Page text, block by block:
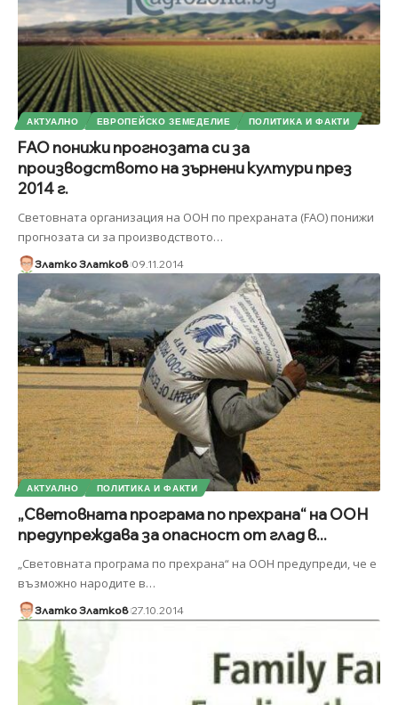
АКТУАЛНО ЕВРОПЕЙСКО ЗЕМЕДЕЛИЕ ПОЛИТИКА И ФАКТИ
FAO понижи прогнозата си за
производството на зърнени култури през
2014 г.
Световната организация на ООН по прехраната (FAO) понижи
прогнозата си за производството…
Златко Златков 09.11.2014
АКТУАЛНО ПОЛИТИКА И ФАКТИ
„Световната програма по прехрана“ на ООН
предупреждава за опасност от глад в...
„Световната програма по прехрана“ на ООН предупреди, че е
възможно народите в…
Златко Златков 27.10.2014